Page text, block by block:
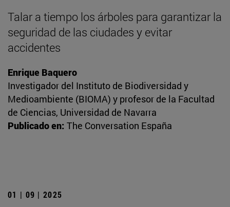
Talar a tiempo los árboles para garantizar la
seguridad de las ciudades y evitar
accidentes
Enrique Baquero
Investigador del Instituto de Biodiversidad y
Medioambiente (BIOMA) y profesor de la Facultad
de Ciencias, Universidad de Navarra
Publicado en: The Conversation España
01 | 09 | 2025